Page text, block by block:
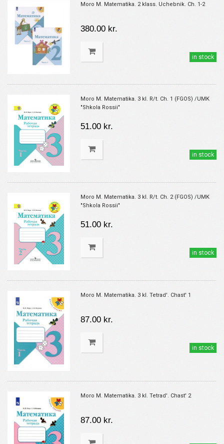
Moro M. Matematika. 2 klass. Uchebnik. Ch. 1-2
380.00 kr.
in stock
Moro M. Matematika. 3 kl. R/t. Ch. 1 (FGOS) /UMK
"Shkola Rossii"
51.00 kr.
in stock
Moro M. Matematika. 3 kl. R/t. Ch. 2 (FGOS) /UMK
"Shkola Rossii"
51.00 kr.
in stock
Moro M. Matematika. 3 kl. Tetrad'. Chast' 1
87.00 kr.
in stock
Moro M. Matematika. 3 kl. Tetrad'. Chast' 2
87.00 kr.